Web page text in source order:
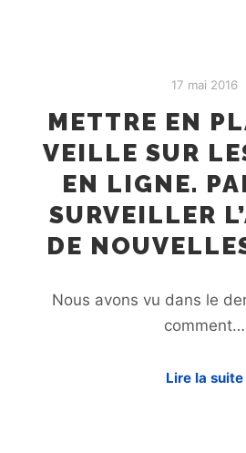
17 mai 2016
METTRE EN
VEILLE SUR
EN LIGNE.
SURVEILLER
DE
Nous avons vu dans le
comment…
Lire la suite